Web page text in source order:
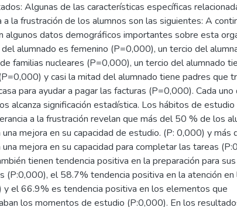
Algunas de las características específicas
a la frustración de los alumnos son las siguientes: A
algunos datos demográficos importantes sobre esta
alumnado es femenino (P=0,000), un tercio del
familias nucleares (P=0,000), un tercio del alumnado
y casi la mitad del alumnado tiene padres que
para ayudar a pagar las facturas (P=0,000). Cada
alcanza significación estadística. Los hábitos de estudio
a la frustración revelan que más del 50 % de los
mejora en su capacidad de estudio. (P: 0,000) y más
mejora en su capacidad para completar las tareas
tienen tendencia positiva en la preparación para sus
(P:0,000), el 58.7% tendencia positiva en la atención en
y el 66.9% es tendencia positiva en los elementos que
los momentos de estudio (P:0,000). En los